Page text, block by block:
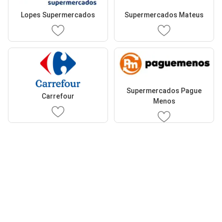
Lopes Supermercados Supermercados Mateus
Carrefour
Supermercados Pague
Menos